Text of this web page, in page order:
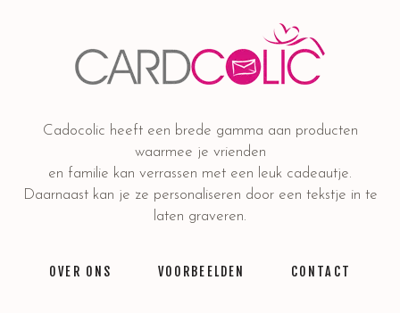
Cadocolic heeft een brede gamma aan producten
waarmee je vrienden
en familie kan verrassen met een leuk cadeautje.
Daarnaast kan je ze personaliseren door een tekstje in te
laten graveren.
OVER ONS VOORBEELDEN CONTACT